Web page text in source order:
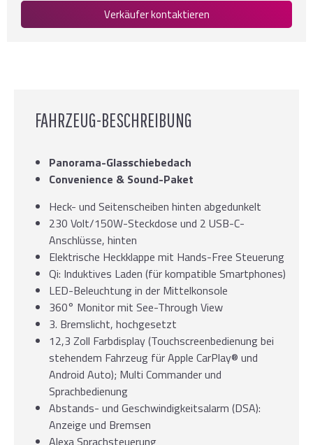
Verkäufer kontaktieren
FAHRZEUG-BESCHREIBUNG
Panorama-Glasschiebedach
Convenience & Sound-Paket
Heck- und Seitenscheiben hinten abgedunkelt
230 Volt/150W-Steckdose und 2 USB-C-
Anschlüsse, hinten
Elektrische Heckklappe mit Hands-Free Steuerung
Qi: Induktives Laden (für kompatible Smartphones)
LED-Beleuchtung in der Mittelkonsole
360° Monitor mit See-Through View
3. Bremslicht, hochgesetzt
12,3 Zoll Farbdisplay (Touchscreenbedienung bei
stehendem Fahrzeug für Apple CarPlay® und
Android Auto); Multi Commander und
Sprachbedienung
Abstands- und Geschwindigkeitsalarm (DSA):
Anzeige und Bremsen
Alexa Sprachsteuerung